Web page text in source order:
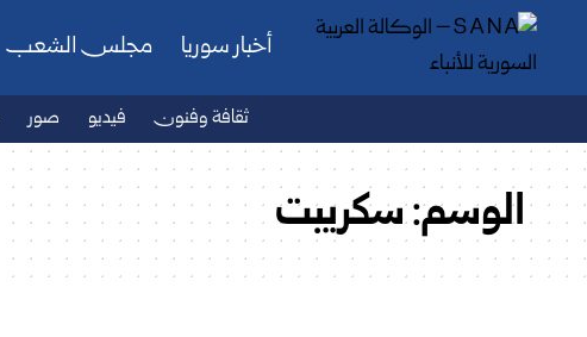
أخبار سوريا مجلس الشعب
ثقافة وفنون فيديو صور
الوسم:سكريبت